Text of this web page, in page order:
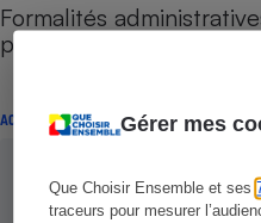
Gérer mes
Que Choisir Ensemble et ses
traceurs pour mesurer
Formalités
passeport
ACTUALITÉ